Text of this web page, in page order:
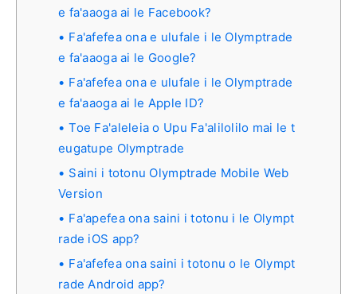
e fa'aaoga ai le Facebook?
Fa'afefea ona e ulufale i le Olymptrade
e fa'aaoga ai le Google?
Fa'afefea ona e ulufale i le Olymptrade
e fa'aaoga ai le Apple ID?
Toe Fa'aleleia o Upu Fa'alilolilo mai le t
eugatupe Olymptrade
Saini i totonu Olymptrade Mobile Web
Version
Fa'apefea ona saini i totonu i le Olympt
rade iOS app?
Fa'afefea ona saini i totonu o le Olympt
rade Android app?